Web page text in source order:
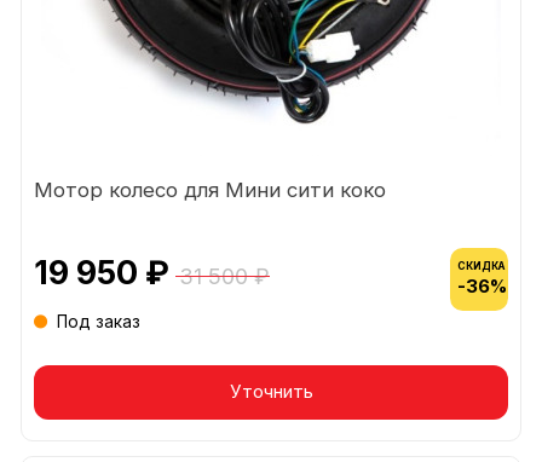
Мотор колесо для Мини сити коко
19 950 ₽ 31 500 ₽ СКИДКА
-36%
Под заказ
Уточнить